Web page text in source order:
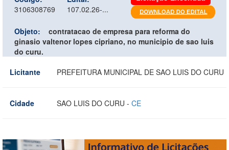
3106308769
107.02.26-...
Objeto:
contratacao de empresa para reforma do
ginasio valtenor lopes cipriano, no municipio de sao luis
do curu.
Licitante
PREFEITURA MUNICIPAL DE SAO LUIS DO CURU
Cidade SAO LUIS DO CURU - CE